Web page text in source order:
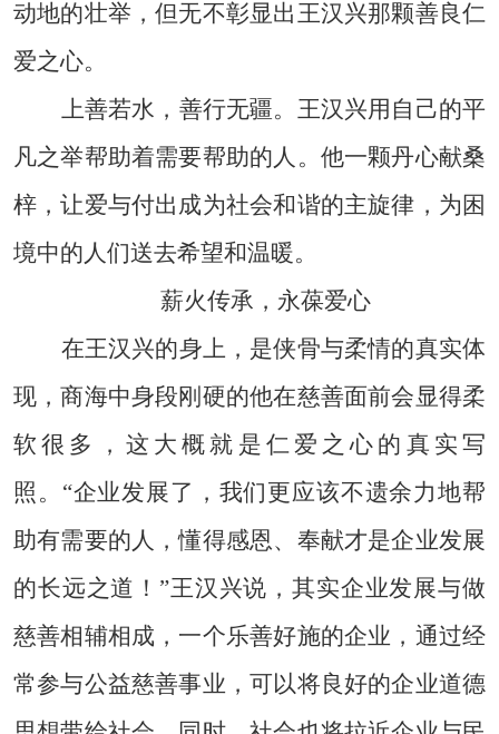
动地的壮举，但无不彰显出王汉兴那颗善良仁
爱之心。
上善若水，善行无疆。王汉兴用自己的平
凡之举帮助着需要帮助的人。他一颗丹心献桑
梓，让爱与付出成为社会和谐的主旋律，为困
境中的人们送去希望和温暖。
薪火传承，永葆爱心
在王汉兴的身上，是侠骨与柔情的真实体
现，商海中身段刚硬的他在慈善面前会显得柔
软很多，这大概就是仁爱之心的真实写
照。“企业发展了，我们更应该不遗余力地帮
助有需要的人，懂得感恩、奉献才是企业发展
的长远之道！”王汉兴说，其实企业发展与做
慈善相辅相成，一个乐善好施的企业，通过经
常参与公益慈善事业，可以将良好的企业道德